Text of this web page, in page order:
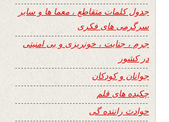
جدول کلمات متقاطع ، معما ها و سایر
سرگرمی های فکری
جرم ، جنایت ، خونریزی و بی امنیتی
در کشور
جوانان و کودکان
چکیده های قلم
حوادث راننده گی